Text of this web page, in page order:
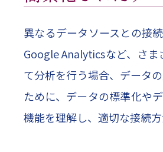
異なるデータソースとの接
Google Analyticsなど、さ
て分析を行う場合、データ
ために、データの標準化や
機能を理解し、適切な接続